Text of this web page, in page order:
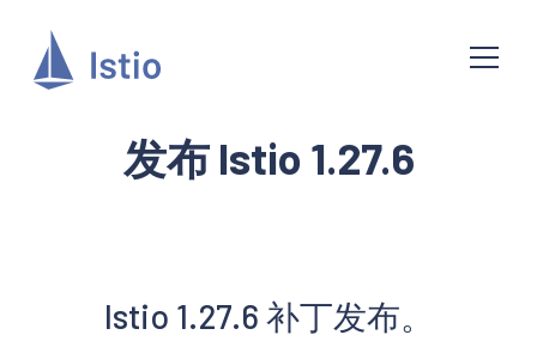
发布 Istio 1.27.6
Istio 1.27.6 补丁发布。